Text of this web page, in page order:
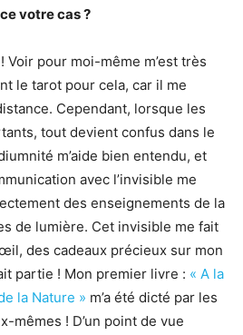
votre cas ?
! Voir pour moi-même m’est très
le tarot pour cela, car il me
Cependant, lorsque les
tout devient confus dans le
m’aide bien entendu, et
avec l’invisible me
des enseignements de la
de lumière. Cet invisible me fait
des cadeaux précieux sur mon
partie ! Mon premier livre : « A la
la Nature » m’a été dicté par les
mêmes ! D’un point de vue